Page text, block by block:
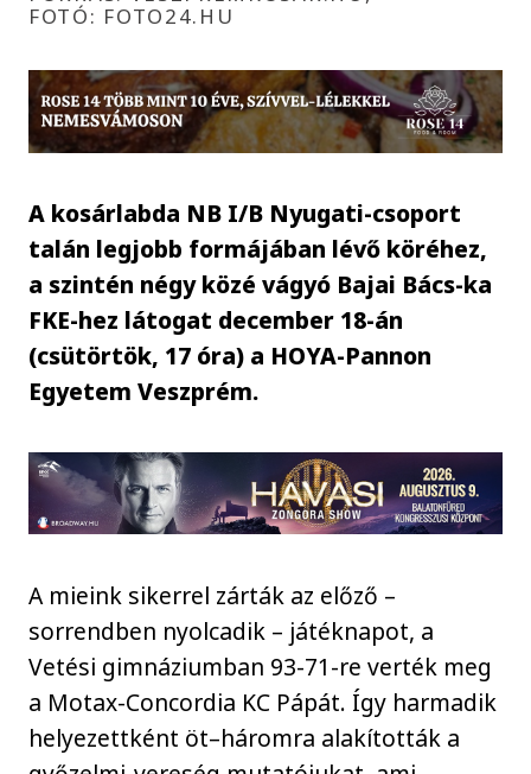
FOTÓ: FOTO24.HU
A kosárlabda NB I/B Nyugati-csoport
talán legjobb formájában lévő köréhez,
a szintén négy közé vágyó Bajai Bács-ka
FKE-hez látogat december 18-án
(csütörtök, 17 óra) a HOYA-Pannon
Egyetem Veszprém.
A mieink sikerrel zárták az előző –
sorrendben nyolcadik – játéknapot, a
Vetési gimnáziumban 93-71-re verték meg
a Motax-Concordia KC Pápát. Így harmadik
helyezettként öt–háromra alakították a